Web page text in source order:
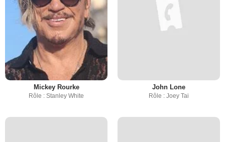
Mickey Rourke
Rôle : Stanley White
John Lone
Rôle : Joey Tai